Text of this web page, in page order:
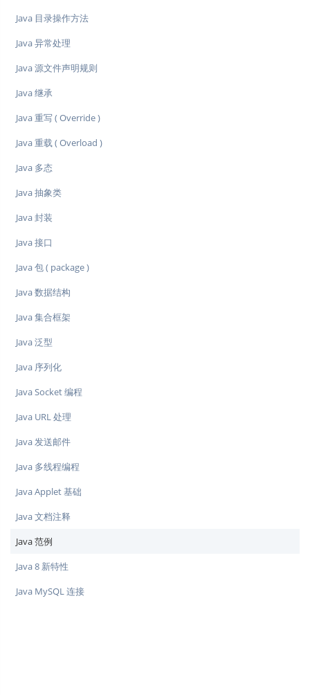
Java 目录操作方法
Java 异常处理
Java 源文件声明规则
Java 继承
Java 重写 ( Override )
Java 重载 ( Overload )
Java 多态
Java 抽象类
Java 封装
Java 接口
Java 包 ( package )
Java 数据结构
Java 集合框架
Java 泛型
Java 序列化
Java Socket 编程
Java URL 处理
Java 发送邮件
Java 多线程编程
Java Applet 基础
Java 文档注释
Java 范例
Java 8 新特性
Java MySQL 连接